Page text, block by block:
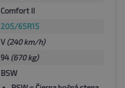
Comfort II
205/65R15
V(240 km/h)
94 (670 kg)
BSW